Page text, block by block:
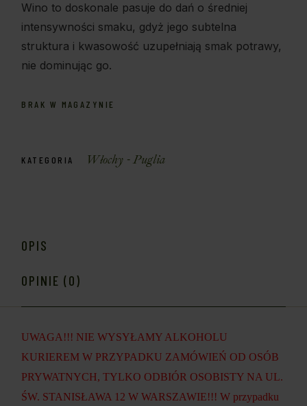
Wino to doskonale pasuje do dań o średniej
intensywności smaku, gdyż jego subtelna
struktura i kwasowość uzupełniają smak potrawy,
nie dominując go.
BRAK W MAGAZYNIE
KATEGORIA Włochy - Puglia
OPIS
OPINIE (0)
UWAGA!!! NIE WYSYŁAMY ALKOHOLU
KURIEREM W PRZYPADKU ZAMÓWIEŃ OD OSÓB
PRYWATNYCH, TYLKO ODBIÓR OSOBISTY NA UL.
ŚW. STANISŁAWA 12 W WARSZAWIE!!! W przypadku